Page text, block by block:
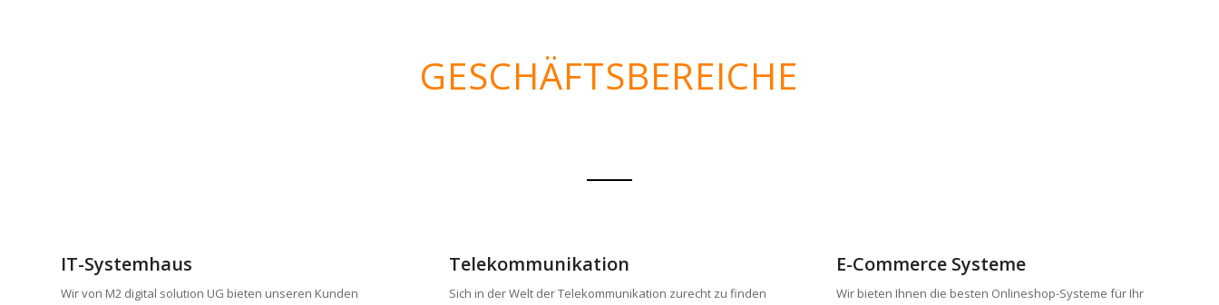
GESCHÄFTSBEREICHE
IT-Systemhaus
Wir von M2 digital solution UG bieten unseren Kunden
Telekommunikation
Sich in der Welt der Telekommunikation zurecht zu finden
E-Commerce Systeme
Wir bieten Ihnen die besten Onlineshop-Systeme für Ihr